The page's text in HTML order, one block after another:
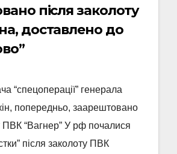
після заколоту
доставлено до
“спецоперації” генерала
попередньо, заарештовано
ПВК “Вагнер” У рф почалися
після заколоту ПВК